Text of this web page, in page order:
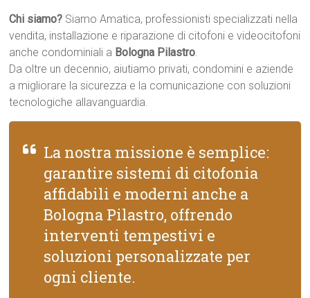
Chi siamo? Siamo Amatica, professionisti specializzati nella
vendita, installazione e riparazione di citofoni e videocitofoni
anche condominiali a Bologna Pilastro.
Da oltre un decennio, aiutiamo privati, condomini e aziende
a migliorare la sicurezza e la comunicazione con soluzioni
tecnologiche allavanguardia.
La nostra missione è semplice:
garantire sistemi di citofonia
affidabili e moderni anche a
Bologna Pilastro, offrendo
interventi tempestivi e
soluzioni personalizzate per
ogni cliente.